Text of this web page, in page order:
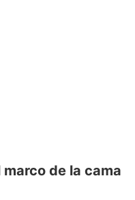
de la cama